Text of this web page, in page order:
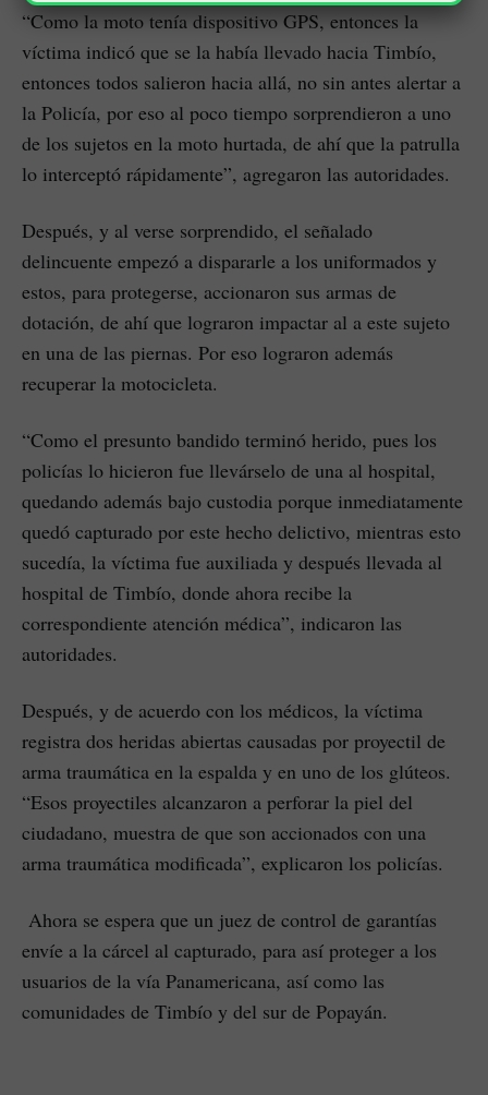
“Como la moto tenía dispositivo GPS, entonces la
víctima indicó que se la había llevado hacia Timbío,
entonces todos salieron hacia allá, no sin antes alertar a
la Policía, por eso al poco tiempo sorprendieron a uno
de los sujetos en la moto hurtada, de ahí que la patrulla
lo interceptó rápidamente”, agregaron las autoridades.
Después, y al verse sorprendido, el señalado
delincuente empezó a dispararle a los uniformados y
estos, para protegerse, accionaron sus armas de
dotación, de ahí que lograron impactar al a este sujeto
en una de las piernas. Por eso lograron además
recuperar la motocicleta.
“Como el presunto bandido terminó herido, pues los
policías lo hicieron fue llevárselo de una al hospital,
quedando además bajo custodia porque inmediatamente
quedó capturado por este hecho delictivo, mientras esto
sucedía, la víctima fue auxiliada y después llevada al
hospital de Timbío, donde ahora recibe la
correspondiente atención médica”, indicaron las
autoridades.
Después, y de acuerdo con los médicos, la víctima
registra dos heridas abiertas causadas por proyectil de
arma traumática en la espalda y en uno de los glúteos.
“Esos proyectiles alcanzaron a perforar la piel del
ciudadano, muestra de que son accionados con una
arma traumática modificada”, explicaron los policías.
Ahora se espera que un juez de control de garantías
envíe a la cárcel al capturado, para así proteger a los
usuarios de la vía Panamericana, así como las
comunidades de Timbío y del sur de Popayán.